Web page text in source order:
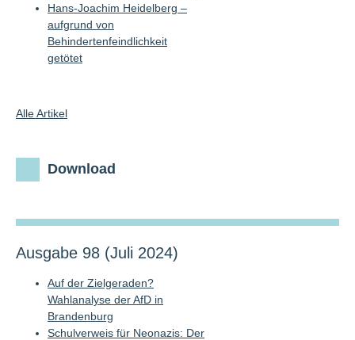
Hans-Joachim Heidelberg –
aufgrund von
Behindertenfeindlichkeit
getötet
Alle Artikel
Download
Ausgabe 98 (Juli 2024)
Auf der Zielgeraden?
Wahlanalyse der AfD in
Brandenburg
Schulverweis für Neonazis: Der